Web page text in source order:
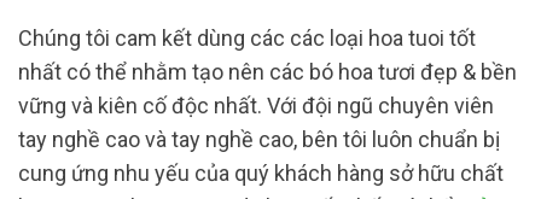
Chúng tôi cam kết dùng các các loại hoa tuoi tốt
nhất có thể nhằm tạo nên các bó hoa tươi đẹp & bền
vững và kiên cố độc nhất. Với đội ngũ chuyên viên
tay nghề cao và tay nghề cao, bên tôi luôn chuẩn bị
cung ứng nhu yếu của quý khách hàng sở hữu chất